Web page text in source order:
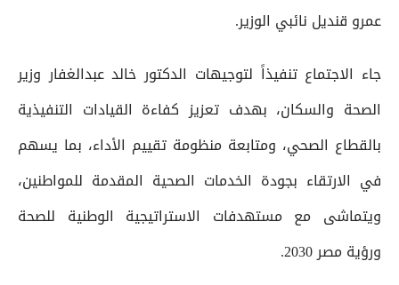
عمرو قنديل نائبي الوزير.
جاء الاجتماع تنفيذاً لتوجيهات الدكتور خالد عبدالغفار وزير
الصحة والسكان، بهدف تعزيز كفاءة القيادات التنفيذية
بالقطاع الصحي، ومتابعة منظومة تقييم الأداء، بما يسهم
في الارتقاء بجودة الخدمات الصحية المقدمة للمواطنين،
ويتماشى مع مستهدفات الاستراتيجية الوطنية للصحة
ورؤية مصر 2030.